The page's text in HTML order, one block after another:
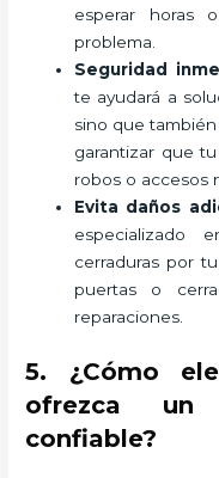
esperar horas
problema.
Seguridad
te ayudará a
sino que
garantizar que
robos o accesos
Evita daños
especializado
cerraduras por
puertas o
reparaciones.
5. ¿Cómo
ofrezca
confiable?